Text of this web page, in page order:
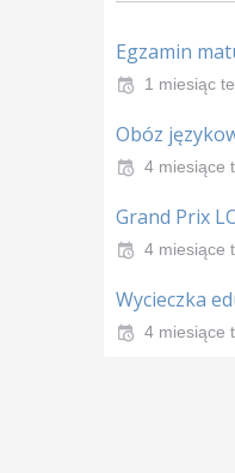
Egzamin
1 miesiąc
Obóz
4 miesiące
Grand Prix
4 miesiące
Wycieczka
4 miesiące